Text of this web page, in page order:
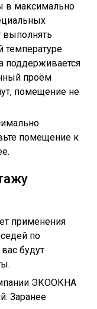
в максимально
выполнять
температуре
поддерживается
проём
помещение не
помещение к
применения
по
будут
ЭКООКНА
Заранее